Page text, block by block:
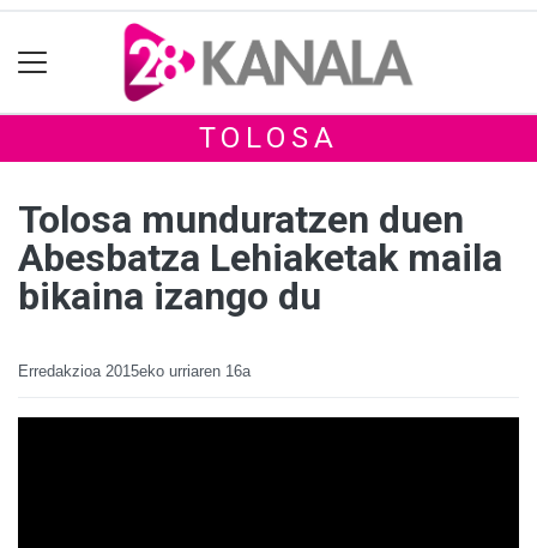
TOLOSA
Tolosa munduratzen duen
Abesbatza Lehiaketak maila
bikaina izango du
Erredakzioa 2015eko urriaren 16a